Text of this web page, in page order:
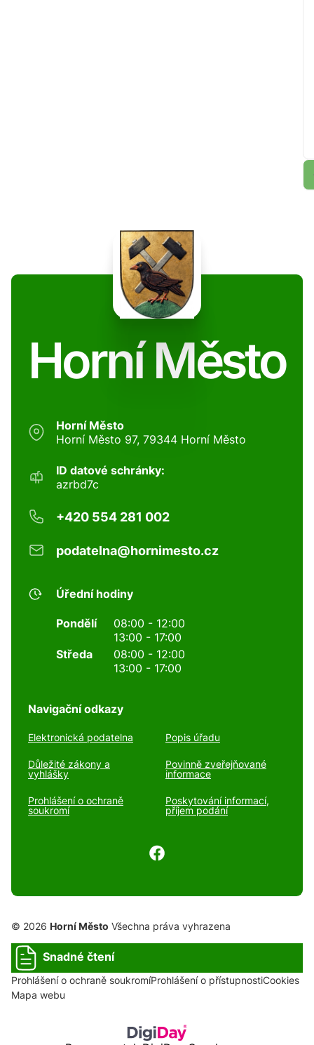
Horní Město
Horní Město
Horní Město 97, 79344 Horní Město
ID datové schránky:
azrbd7c
+420 554 281 002
podatelna@hornimesto.cz
Úřední hodiny
Pondělí
08:00 - 12:00
13:00 - 17:00
Středa
08:00 - 12:00
13:00 - 17:00
Navigační odkazy
Elektronická podatelna Popis úřadu
Důležité zákony a
vyhlášky
Povinně zveřejňované
informace
Prohlášení o ochraně
soukromí
Poskytování informací,
příjem podání
© 2026 Horní Město Všechna práva vyhrazena
Snadné čtení
Prohlášení o ochraně soukromíProhlášení o přístupnostiCookies
Mapa webu